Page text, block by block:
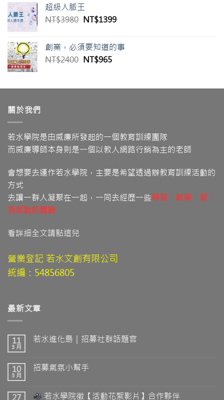
超級人脈王
NT$3980 NT$1399
創業，必須要知道的事
NT$2400 NT$965
關於我們
若水學院是由威廉所發起的一個教育訓練團隊
而威廉導師本身則是一個以教人網路行銷為主的老師
會想要去運作若水學院，主要是希望透過辦教育訓練活動的
方式
去讓一群人凝聚在一起，一同去經歷一些學習 、歡樂、愛 、
與感動的體驗
看詳細全文請點這兒
營業登記 若水文創有限公司
統編：54856805
最新文章
11
3 月
若水進化島｜招募社群話題官
10
3 月
招募氣氛小幫手
27 若水學院徵【活動花絮影片】合作夥伴